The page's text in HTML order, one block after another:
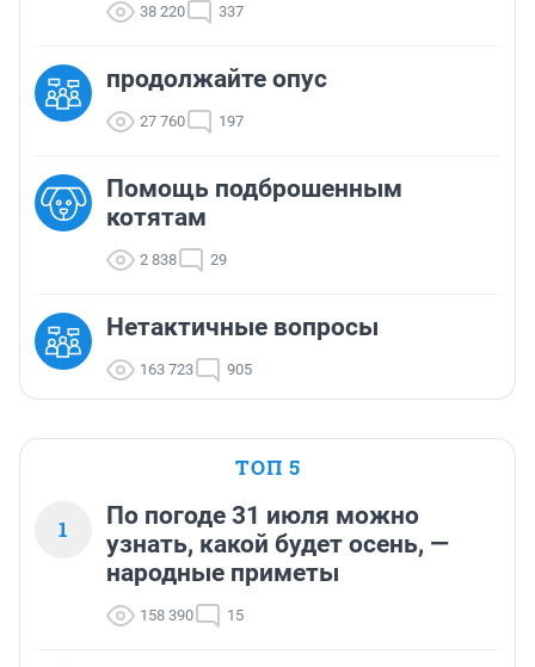
38 220 337
продолжайте опус
27 760 197
Помощь подброшенным
котятам
2 838 29
Нетактичные вопросы
163 723 905
ТОП 5
1
По погоде 31 июля можно
узнать, какой будет осень, —
народные приметы
158 390 15